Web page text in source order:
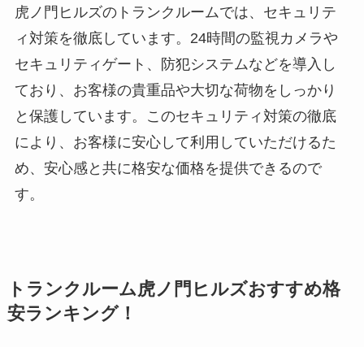
虎ノ門ヒルズのトランクルームでは、セキュリテ
ィ対策を徹底しています。24時間の監視カメラや
セキュリティゲート、防犯システムなどを導入し
ており、お客様の貴重品や大切な荷物をしっかり
と保護しています。このセキュリティ対策の徹底
により、お客様に安心して利用していただけるた
め、安心感と共に格安な価格を提供できるので
す。
トランクルーム虎ノ門ヒルズおすすめ格
安ランキング！